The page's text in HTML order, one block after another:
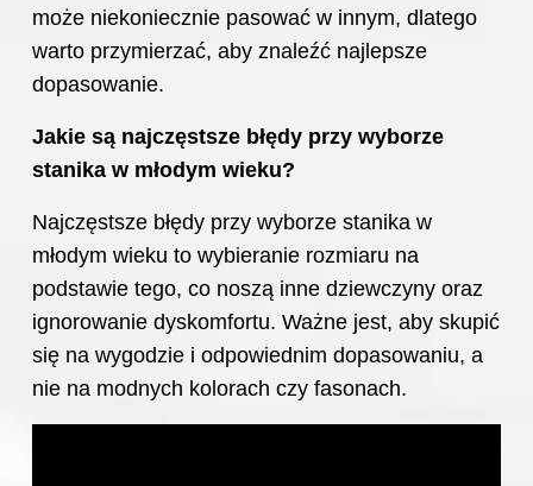
może niekoniecznie pasować w innym, dlatego
warto przymierzać, aby znaleźć najlepsze
dopasowanie.
Jakie są najczęstsze błędy przy wyborze
stanika w młodym wieku?
Najczęstsze błędy przy wyborze stanika w
młodym wieku to wybieranie rozmiaru na
podstawie tego, co noszą inne dziewczyny oraz
ignorowanie dyskomfortu. Ważne jest, aby skupić
się na wygodzie i odpowiednim dopasowaniu, a
nie na modnych kolorach czy fasonach.